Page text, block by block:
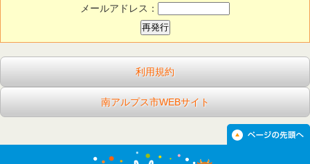
メールアドレス：
利用規約
南アルプス市WEBサイト